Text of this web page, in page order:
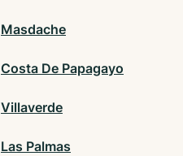
Masdache
Costa De Papagayo
Villaverde
Las Palmas